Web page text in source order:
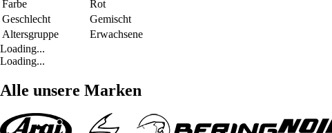
Farbe
Rot
Geschlecht
Gemischt
Altersgruppe
Erwachsene
Loading...
Loading...
Alle unsere Marken